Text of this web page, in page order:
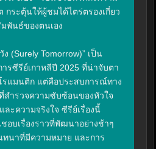
กระตุ้นให้ผู้ชมได้ไตร่ตรองเกี่ยว
พันธ์ของตนเอง
(Surely Tomorrow)” เป็น
ซีรีย์เกาหลีปี 2025 ที่น่าจับตา
รแมนติก แต่คือประสบการณ์ทาง
ำรวจความซับซ้อนของหัวใจ
ะความจริงใจ ซีรีย์เรื่องนี้
อบเรื่องราวที่พัฒนาอย่างช้าๆ
นาที่มีความหมาย และการ